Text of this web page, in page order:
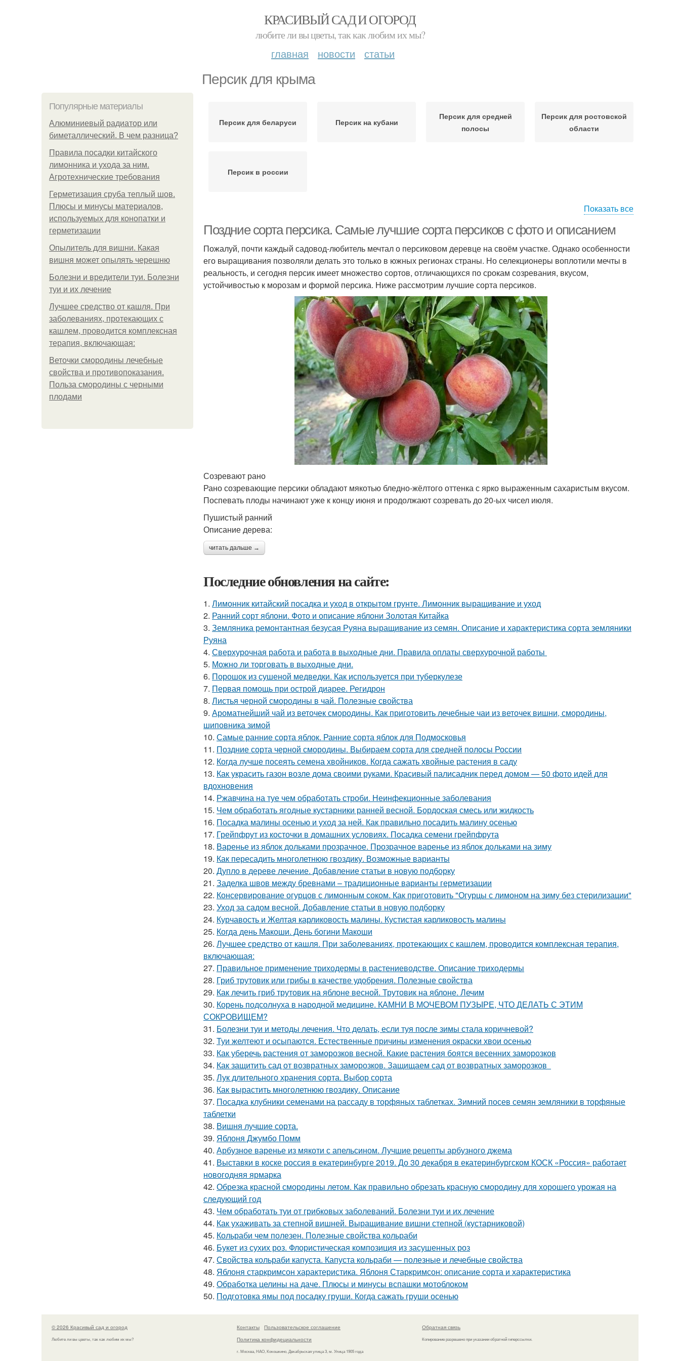
КРАСИВЫЙ САД И ОГОРОД
любите ли вы цветы, так как любим их мы?
главная новости статьи
Персик для крыма
Популярные материалы
Алюминиевый радиатор или
биметаллический. В чем разница?
Правила посадки китайского
лимонника и ухода за ним.
Агротехнические требования
Герметизация сруба теплый шов.
Плюсы и минусы материалов,
используемых для конопатки и
герметизации
Опылитель для вишни. Какая
вишня может опылять черешню
Болезни и вредители туи. Болезни
туи и их лечение
Лучшее средство от кашля. При
заболеваниях, протекающих с
кашлем, проводится комплексная
терапия, включающая:
Веточки смородины лечебные
свойства и противопоказания.
Польза смородины с черными
плодами
Персик для беларуси Персик на кубани
Персик для средней
полосы
Персик для ростовской
области
Персик в россии
Показать все
Поздние сорта персика. Самые лучшие сорта персиков с фото и описанием
Пожалуй, почти каждый садовод-любитель мечтал о персиковом деревце на своём участке. Однако особенности
его выращивания позволяли делать это только в южных регионах страны. Но селекционеры воплотили мечты в
реальность, и сегодня персик имеет множество сортов, отличающихся по срокам созревания, вкусом,
устойчивостью к морозам и формой персика. Ниже рассмотрим лучшие сорта персиков.
Созревают рано
Рано созревающие персики обладают мякотью бледно-жёлтого оттенка с ярко выраженным сахаристым вкусом.
Поспевать плоды начинают уже к концу июня и продолжают созревать до 20-ых чисел июля.
Пушистый ранний
Описание дерева:
читать дальше →
Последние обновления на сайте:
1. Лимонник китайский посадка и уход в открытом грунте. Лимонник выращивание и уход
2. Ранний сорт яблони. Фото и описание яблони Золотая Китайка
3. Земляника ремонтантная безусая Руяна выращивание из семян. Описание и характеристика сорта земляники
Руяна
4. Сверхурочная работа и работа в выходные дни. Правила оплаты сверхурочной работы
5. Можно ли торговать в выходные дни.
6. Порошок из сушеной медведки. Как используется при туберкулезе
7. Первая помощь при острой диарее. Регидрон
8. Листья черной смородины в чай. Полезные свойства
9. Ароматнейший чай из веточек смородины. Как приготовить лечебные чаи из веточек вишни, смородины,
шиповника зимой
10. Самые ранние сорта яблок. Ранние сорта яблок для Подмосковья
11. Поздние сорта черной смородины. Выбираем сорта для средней полосы России
12. Когда лучше посеять семена хвойников. Когда сажать хвойные растения в саду
13. Как украсить газон возле дома своими руками. Красивый палисадник перед домом — 50 фото идей для
вдохновения
14. Ржавчина на туе чем обработать строби. Неинфекционные заболевания
15. Чем обработать ягодные кустарники ранней весной. Бордоская смесь или жидкость
16. Посадка малины осенью и уход за ней. Как правильно посадить малину осенью
17. Грейпфрут из косточки в домашних условиях. Посадка семени грейпфрута
18. Варенье из яблок дольками прозрачное. Прозрачное варенье из яблок дольками на зиму
19. Как пересадить многолетнюю гвоздику. Возможные варианты
20. Дупло в дереве лечение. Добавление статьи в новую подборку
21. Заделка швов между бревнами – традиционные варианты герметизации
22. Консервирование огурцов с лимонным соком. Как приготовить "Огурцы с лимоном на зиму без стерилизации"
23. Уход за садом весной. Добавление статьи в новую подборку
24. Курчавость и Желтая карликовость малины. Кустистая карликовость малины
25. Когда день Макоши. День богини Макоши
26. Лучшее средство от кашля. При заболеваниях, протекающих с кашлем, проводится комплексная терапия,
включающая:
27. Правильное применение триходермы в растениеводстве. Описание триходермы
28. Гриб трутовик или грибы в качестве удобрения. Полезные свойства
29. Как лечить гриб трутовик на яблоне весной. Трутовик на яблоне. Лечим
30. Корень подсолнуха в народной медицине. КАМНИ В МОЧЕВОМ ПУЗЫРЕ, ЧТО ДЕЛАТЬ С ЭТИМ
СОКРОВИЩЕМ?
31. Болезни туи и методы лечения. Что делать, если туя после зимы стала коричневой?
32. Туи желтеют и осыпаются. Естественные причины изменения окраски хвои осенью
33. Как уберечь растения от заморозков весной. Какие растения боятся весенних заморозков
34. Как защитить сад от возвратных заморозков. Защищаем сад от возвратных заморозков
35. Лук длительного хранения сорта. Выбор сорта
36. Как вырастить многолетнюю гвоздику. Описание
37. Посадка клубники семенами на рассаду в торфяных таблетках. Зимний посев семян земляники в торфяные
таблетки
38. Вишня лучшие сорта.
39. Яблоня Джумбо Помм
40. Арбузное варенье из мякоти с апельсином. Лучшие рецепты арбузного джема
41. Выставки в коске россия в екатеринбурге 2019. До 30 декабря в екатеринбургском КОСК «Россия» работает
новогодняя ярмарка
42. Обрезка красной смородины летом. Как правильно обрезать красную смородину для хорошего урожая на
следующий год
43. Чем обработать туи от грибковых заболеваний. Болезни туи и их лечение
44. Как ухаживать за степной вишней. Выращивание вишни степной (кустарниковой)
45. Кольраби чем полезен. Полезные свойства кольраби
46. Букет из сухих роз. Флористическая композиция из засушенных роз
47. Свойства кольраби капуста. Капуста кольраби — полезные и лечебные свойства
48. Яблоня старкримсон характеристика. Яблоня Старкримсон: описание сорта и характеристика
49. Обработка целины на даче. Плюсы и минусы вспашки мотоблоком
50. Подготовка ямы под посадку груши. Когда сажать груши осенью
© 2026 Красивый сад и огород
Любите ли вы цветы, так как любим их мы?
Контакты
Пользовательское соглашение
Политика конфидециальности
г. Москва, НАО, Кокошкино, Декабрьская улица 3, м. Улица 1905 года
Обратная связь
Копирование разрешено при указании обратной гиперссылки.